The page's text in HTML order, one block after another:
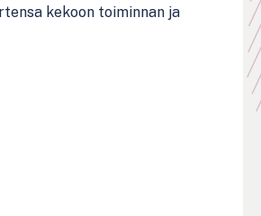
kekoon toiminnan ja